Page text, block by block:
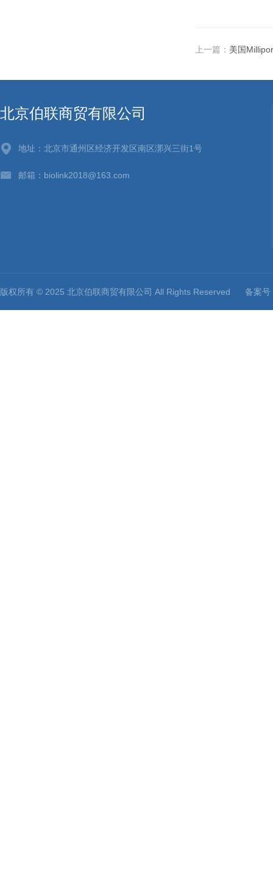
上一篇： 美国Millipore
北京伯联商贸有限公司
地址：北京市通州区经济开发区南区漷兴三街1号
邮箱：biolink2018@163.com
版权所有 © 2025 北京伯联商贸有限公司 All Rights Reserved 备案号